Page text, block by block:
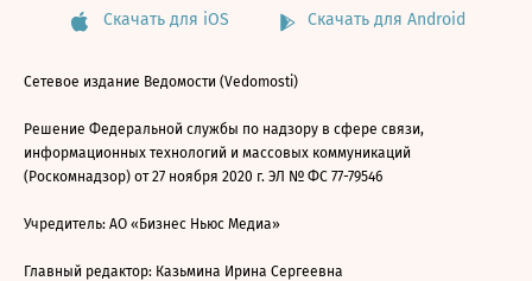
Скачать для iOS Скачать для Android
Сетевое издание Ведомости (Vedomosti)
Решение Федеральной службы по надзору в сфере связи,
информационных технологий и массовых коммуникаций
(Роскомнадзор) от 27 ноября 2020 г. ЭЛ № ФС 77-79546
Учредитель: АО «Бизнес Ньюс Медиа»
Главный редактор: Казьмина Ирина Сергеевна